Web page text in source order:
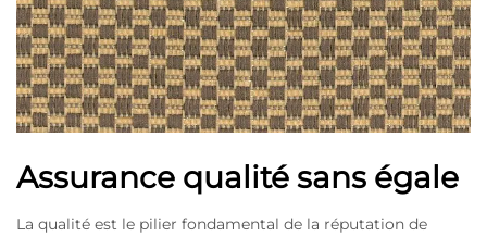
Assurance qualité sans égale
La qualité est le pilier fondamental de la réputation de